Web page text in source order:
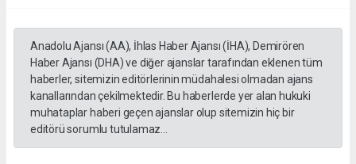
Anadolu Ajansı (AA), İhlas Haber Ajansı (İHA), Demirören
Haber Ajansı (DHA) ve diğer ajanslar tarafından eklenen tüm
haberler, sitemizin editörlerinin müdahalesi olmadan ajans
kanallarından çekilmektedir. Bu haberlerde yer alan hukuki
muhataplar haberi geçen ajanslar olup sitemizin hiç bir
editörü sorumlu tutulamaz...